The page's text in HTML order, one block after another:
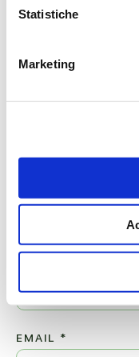
Statistiche
Marketing
SALVATORE SIMONE
manchera’ riposa in
Lascia ora un
Il tuo indirizzo email
NOME*
EMAIL *